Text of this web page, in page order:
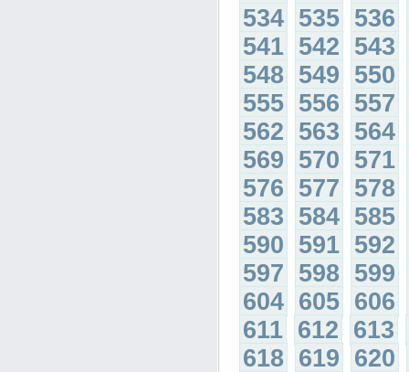
534 535 536
541 542 543
548 549 550
555 556 557
562 563 564
569 570 571
576 577 578
583 584 585
590 591 592
597 598 599
604 605 606
611 612 613
618 619 620